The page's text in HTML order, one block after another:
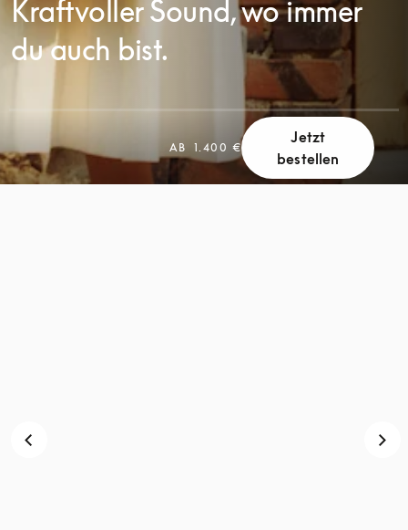
Kraftvoller Sound, wo immer
du auch bist.
SCROLL
ZUM
SCROLL
ZUM
ENTDECKEN
AB 1.400 €
Jetzt
bestellen